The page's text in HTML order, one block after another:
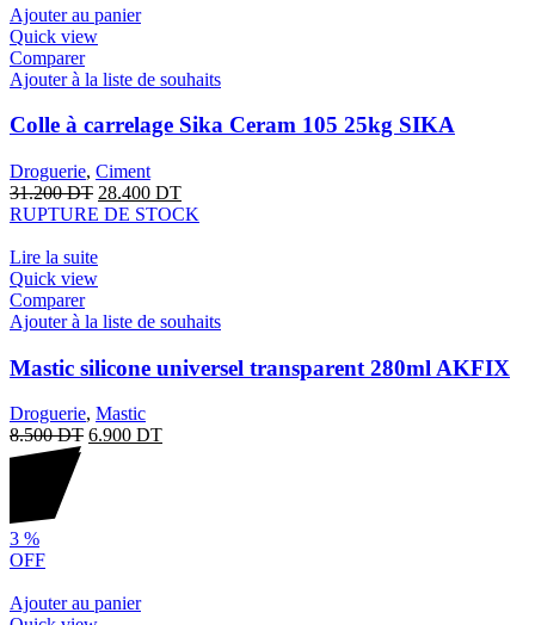
Ajouter au panier
Quick view
Comparer
Ajouter à la liste de souhaits
Colle à carrelage Sika Ceram 105 25kg SIKA
Droguerie, Ciment
31.200DT 28.400 DT
RUPTURE DE STOCK
Lire la suite
Quick view
Comparer
Ajouter à la liste de souhaits
Mastic silicone universel transparent 280ml AKFIX
Droguerie, Mastic
8.500DT 6.900 DT
3 %
OFF
Ajouter au panier